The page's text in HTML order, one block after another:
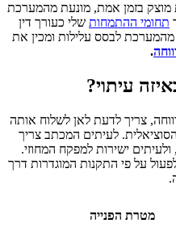
מוצק בזמן אמת, מונעת מהמערכת
תחומי ההתמחות שלי כעורך דין
מהמערכת לבסס עלילות ומכין את
.
עיתוי?
צריך לדעת לאן לשלוח אותה
לעיתים המכתב צריך
ישירות למפקח המחוזי.
על פי התקנות המוגדרות דרך
מטרת הפנייה